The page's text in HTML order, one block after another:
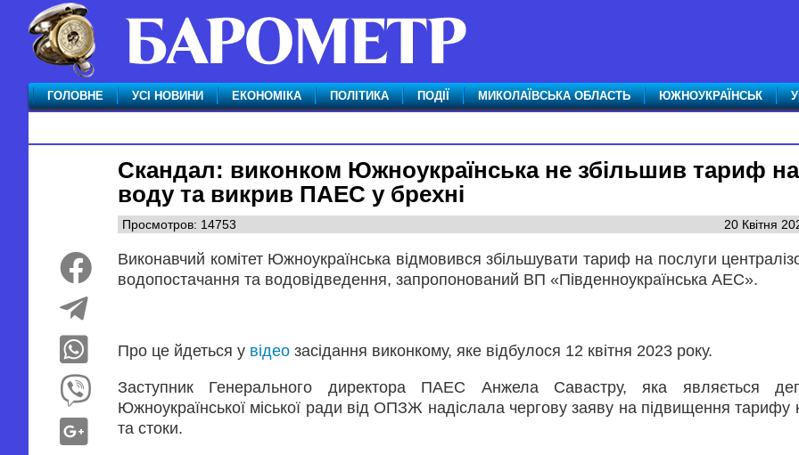
ГОЛОВНЕ УСІ НОВИНИ ЕКОНОМІКА ПОЛІТИКА ПОДІЇ МИКОЛАЇВСЬКА ОБЛАСТЬ ЮЖНОУКРАЇНСЬК
Скандал: виконком Южноукраїнська не збільшив тариф на
воду та викрив ПАЕС у брехні
Просмотров: 14753 20 Квітня
Виконавчий комітет Южноукраїнська відмовився збільшувати тариф на послуги
водопостачання та водовідведення, запропонований ВП «Південноукраїнська АЕС».
Про це йдеться у відео засідання виконкому, яке відбулося 12 квітня 2023 року.
Заступник Генерального директора ПАЕС Анжела Савастру, яка являється
Южноукраїнської міської ради від ОПЗЖ надіслала чергову заяву на підвищення тарифу
та стоки.